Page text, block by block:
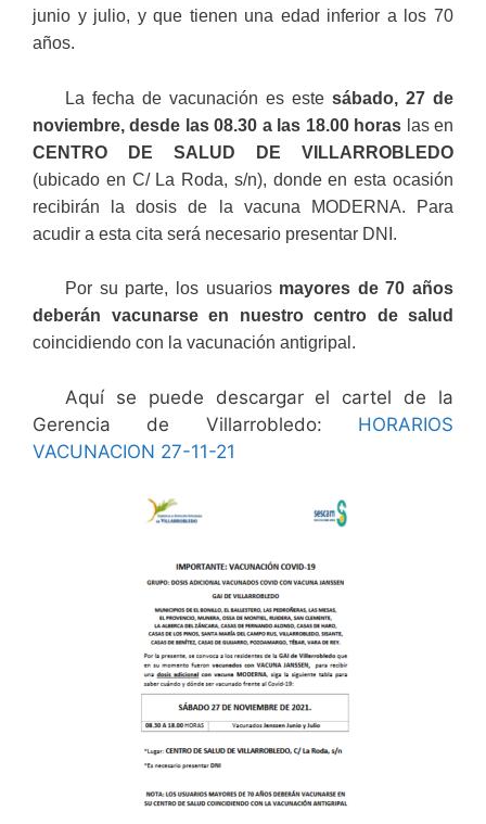
junio y julio, y que tienen una edad inferior a los 70
años.
La fecha de vacunación es este sábado, 27 de
noviembre, desde las 08.30 a las 18.00 horas las en
CENTRO DE SALUD DE VILLARROBLEDO
(ubicado en C/ La Roda, s/n), donde en esta ocasión
recibirán la dosis de la vacuna MODERNA.
Para
acudir a esta cita será necesario presentar DNI.
Por su parte, los usuarios mayores de 70 años
deberán vacunarse en nuestrocentro de salud
coincidiendo con la vacunación antigripal.
Aquí se puede descargar el cartel de la
Gerencia de Villarrobledo: HORARIOS
VACUNACION 27-11-21